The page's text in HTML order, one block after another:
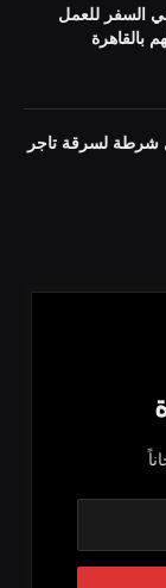
السفر للعمل
بالقاهرة
شرطة لسرقة تاجر